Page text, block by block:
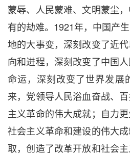
蒙辱、人民蒙难、文明蒙尘
有的劫难。1921年，中国产
地的大事变，深刻改变了近
向和进程，深刻改变了中国
命运，深刻改变了世界发展
来，党领导人民浴血奋战、
主义革命的伟大成就；自力
社会主义革命和建设的伟大
取，创造了改革开放和社会